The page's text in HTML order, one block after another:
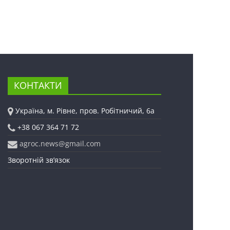
КОНТАКТИ
Україна, м. Рівне, пров. Робітничий, 6а
+38 067 364 71 72
agroc.news@gmail.com
Зворотній зв’язок